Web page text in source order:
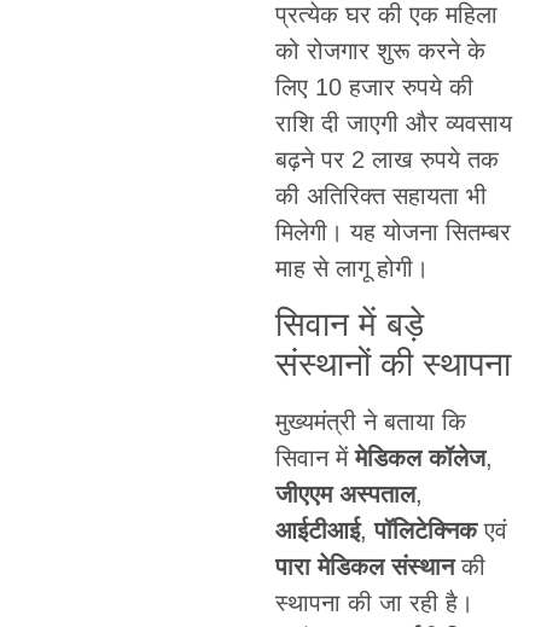
प्रत्येक घर की एक महिला
को रोजगार शुरू करने के
लिए 10 हजार रुपये की
राशि दी जाएगी और व्यवसाय
बढ़ने पर 2 लाख रुपये तक
की अतिरिक्त सहायता भी
मिलेगी। यह योजना सितम्बर
माह से लागू होगी।
सिवान में बड़े
संस्थानों की स्थापना
मुख्यमंत्री ने बताया कि
सिवान मेंमेडिकल कॉलेज,
जीएएम अस्पताल,
आईटीआई,पॉलिटेक्निकएवं
पारा मेडिकल संस्थानकी
स्थापना की जा रही है।